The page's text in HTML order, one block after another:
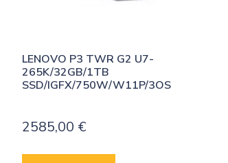
LENOVO P3 TWR G2 U7-
265K/32GB/1TB
SSD/IGFX/750W/W11P/3OS
2585,00 €